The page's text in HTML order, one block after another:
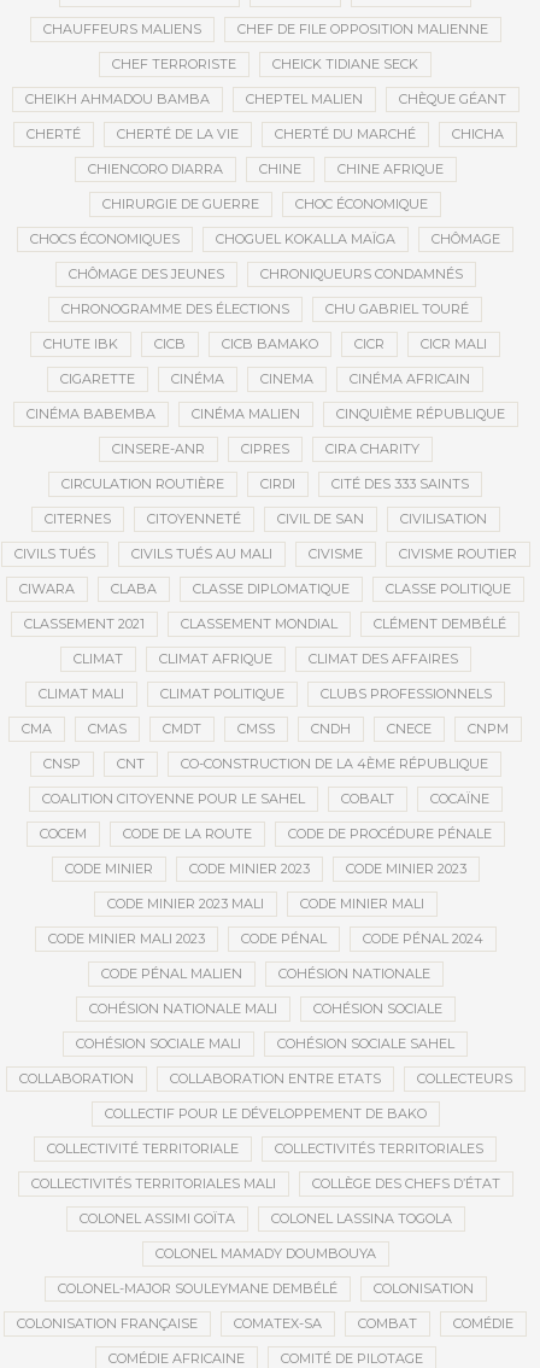
CHAUFFEURS MALIENS CHEF DE FILE OPPOSITION MALIENNE
CHEF TERRORISTE CHEICK TIDIANE SECK
CHEIKH AHMADOU BAMBA CHEPTEL MALIEN CHÈQUE GÉANT
CHERTÉ CHERTÉ DE LA VIE CHERTÉ DU MARCHÉ CHICHA
CHIENCORO DIARRA CHINE CHINE AFRIQUE
CHIRURGIE DE GUERRE CHOC ÉCONOMIQUE
CHOCS ÉCONOMIQUES CHOGUEL KOKALLA MAÏGA CHÔMAGE
CHÔMAGE DES JEUNES CHRONIQUEURS CONDAMNÉS
CHRONOGRAMME DES ÉLECTIONS CHU GABRIEL TOURÉ
CHUTE IBK CICB CICB BAMAKO CICR CICR MALI
CIGARETTE CINÉMA CINEMA CINÉMA AFRICAIN
CINÉMA BABEMBA CINÉMA MALIEN CINQUIÈME RÉPUBLIQUE
CINSERE-ANR CIPRES CIRA CHARITY
CIRCULATION ROUTIÈRE CIRDI CITÉ DES 333 SAINTS
CITERNES CITOYENNETÉ CIVIL DE SAN CIVILISATION
CIVILS TUÉS CIVILS TUÉS AU MALI CIVISME CIVISME ROUTIER
CIWARA CLABA CLASSE DIPLOMATIQUE CLASSE POLITIQUE
CLASSEMENT 2021 CLASSEMENT MONDIAL CLÉMENT DEMBÉLÉ
CLIMAT CLIMAT AFRIQUE CLIMAT DES AFFAIRES
CLIMAT MALI CLIMAT POLITIQUE CLUBS PROFESSIONNELS
CMA CMAS CMDT CMSS CNDH CNECE CNPM
CNSP CNT CO-CONSTRUCTION DE LA 4ÈME RÉPUBLIQUE
COALITION CITOYENNE POUR LE SAHEL COBALT COCAÏNE
COCEM CODE DE LA ROUTE CODE DE PROCÉDURE PÉNALE
CODE MINIER CODE MINIER 2023 CODE MINIER 2023
CODE MINIER 2023 MALI CODE MINIER MALI
CODE MINIER MALI 2023 CODE PÉNAL CODE PÉNAL 2024
CODE PÉNAL MALIEN COHÉSION NATIONALE
COHÉSION NATIONALE MALI COHÉSION SOCIALE
COHÉSION SOCIALE MALI COHÉSION SOCIALE SAHEL
COLLABORATION COLLABORATION ENTRE ETATS COLLECTEURS
COLLECTIF POUR LE DÉVELOPPEMENT DE BAKO
COLLECTIVITÉ TERRITORIALE COLLECTIVITÉS TERRITORIALES
COLLECTIVITÉS TERRITORIALES MALI COLLÈGE DES CHEFS D’ÉTAT
COLONEL ASSIMI GOÏTA COLONEL LASSINA TOGOLA
COLONEL MAMADY DOUMBOUYA
COLONEL-MAJOR SOULEYMANE DEMBÉLÉ COLONISATION
COLONISATION FRANÇAISE COMATEX-SA COMBAT COMÉDIE
COMÉDIE AFRICAINE COMITÉ DE PILOTAGE